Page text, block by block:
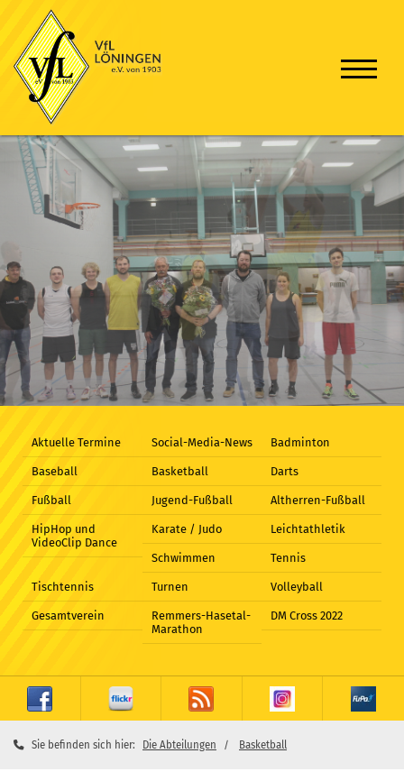
Aktuelle Termine Social-Media-News Badminton
Baseball Basketball Darts
Fußball Jugend-Fußball Altherren-Fußball
HipHop und
VideoClip Dance
Karate / Judo Leichtathletik
Schwimmen Tennis
Tischtennis Turnen Volleyball
Gesamtverein
Remmers-Hasetal-
Marathon
DM Cross 2022
Sie befinden sich hier: Die Abteilungen Basketball